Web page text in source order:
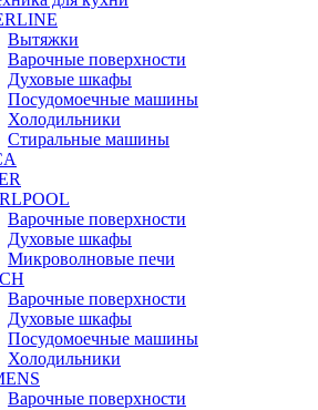
Вытяжки
Варочные поверхности
Духовые шкафы
Посудомоечные машины
Холодильники
Стиральные машины
Варочные поверхности
Духовые шкафы
Микроволновые печи
Варочные поверхности
Духовые шкафы
Посудомоечные машины
Холодильники
Варочные поверхности